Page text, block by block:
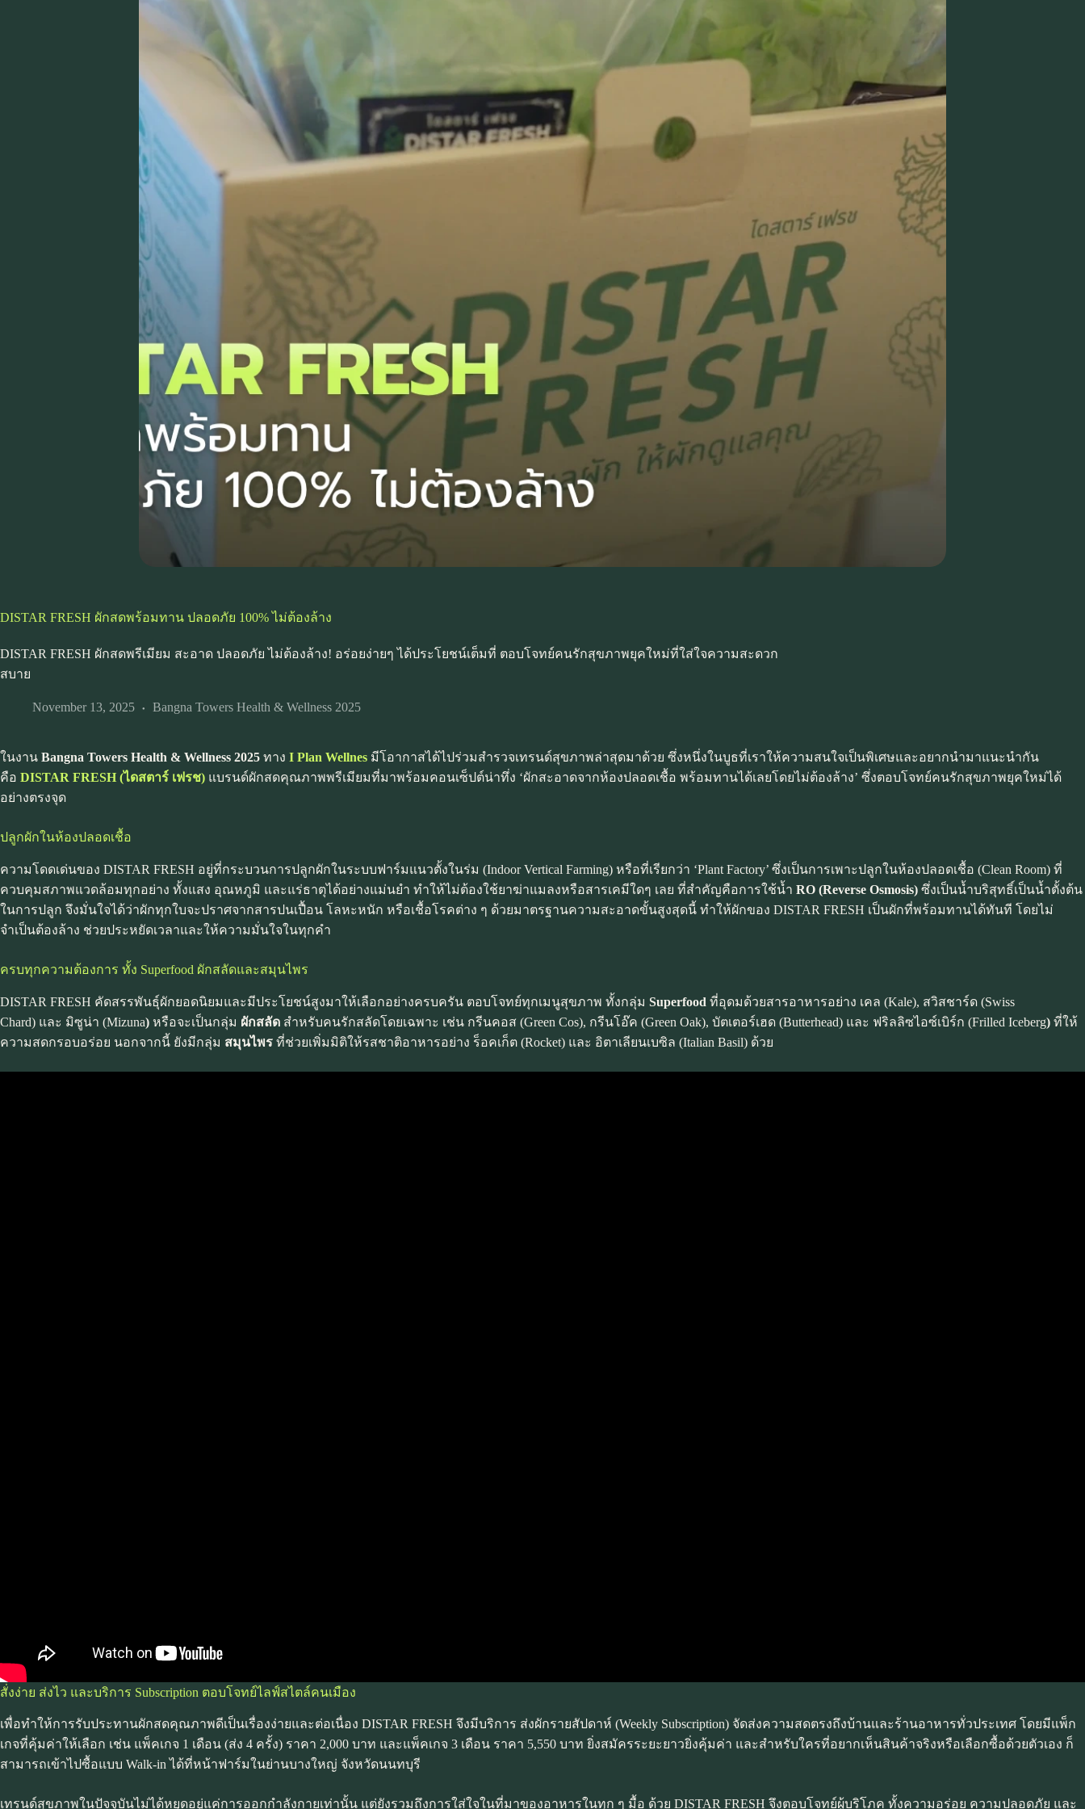
DISTAR FRESH ผักสดพร้อมทาน ปลอดภัย 100% ไม่ต้องล้าง
DISTAR FRESH ผักสดพรีเมียม สะอาด ปลอดภัย ไม่ต้องล้าง! อร่อยง่ายๆ ได้ประโยชน์เต็มที่ ตอบโจทย์คนรักสุขภาพยุคใหม่ที่ใส่ใจความสะดวก
สบาย
November 13, 2025 Bangna Towers Health & Wellness 2025
ในงาน Bangna Towers Health & Wellness 2025 ทาง I Plan Wellnes มีโอากาสได้ไปร่วมสำรวจเทรนด์สุขภาพล่าสุดมาด้วย ซึ่งหนึ่งในบูธที่เราให้ความสนใจเป็นพิเศษและอยากนำมาแนะนำกัน
คือ DISTAR FRESH (ไดสตาร์ เฟรช) แบรนด์ผักสดคุณภาพพรีเมียมที่มาพร้อมคอนเซ็ปต์น่าทึ่ง ‘ผักสะอาดจากห้องปลอดเชื้อ พร้อมทานได้เลยโดยไม่ต้องล้าง’ ซึ่งตอบโจทย์คนรักสุขภาพยุคใหม่ได้
อย่างตรงจุด
ปลูกผักในห้องปลอดเชื้อ
ความโดดเด่นของ DISTAR FRESH อยู่ที่กระบวนการปลูกผักในระบบฟาร์มแนวตั้งในร่ม (Indoor Vertical Farming) หรือที่เรียกว่า ‘Plant Factory’ ซึ่งเป็นการเพาะปลูกในห้องปลอดเชื้อ (Clean Room) ที่
ควบคุมสภาพแวดล้อมทุกอย่าง ทั้งแสง อุณหภูมิ และแร่ธาตุได้อย่างแม่นยำ ทำให้ไม่ต้องใช้ยาฆ่าแมลงหรือสารเคมีใดๆ เลย ที่สำคัญคือการใช้น้ำ RO (Reverse Osmosis) ซึ่งเป็นน้ำบริสุทธิ์เป็นน้ำตั้งต้น
ในการปลูก จึงมั่นใจได้ว่าผักทุกใบจะปราศจากสารปนเปื้อน โลหะหนัก หรือเชื้อโรคต่าง ๆ ด้วยมาตรฐานความสะอาดขั้นสูงสุดนี้ ทำให้ผักของ DISTAR FRESH เป็นผักที่พร้อมทานได้ทันที โดยไม่
จำเป็นต้องล้าง ช่วยประหยัดเวลาและให้ความมั่นใจในทุกคำ
ครบทุกความต้องการ ทั้ง Superfood ผักสลัดและสมุนไพร
DISTAR FRESH คัดสรรพันธุ์ผักยอดนิยมและมีประโยชน์สูงมาให้เลือกอย่างครบครัน ตอบโจทย์ทุกเมนูสุขภาพ ทั้งกลุ่ม Superfood ที่อุดมด้วยสารอาหารอย่าง เคล (Kale), สวิสชาร์ด (Swiss
Chard) และ มิซูน่า (Mizuna) หรือจะเป็นกลุ่ม ผักสลัด สำหรับคนรักสลัดโดยเฉพาะ เช่น กรีนคอส (Green Cos), กรีนโอ๊ค (Green Oak), บัตเตอร์เฮด (Butterhead) และ ฟริลลิซไอซ์เบิร์ก (Frilled Iceberg) ที่ให้
ความสดกรอบอร่อย นอกจากนี้ ยังมีกลุ่ม สมุนไพร ที่ช่วยเพิ่มมิติให้รสชาติอาหารอย่าง ร็อคเก็ต (Rocket) และ อิตาเลียนเบซิล (Italian Basil) ด้วย
สั่งง่าย ส่งไว และบริการ Subscription ตอบโจทย์ไลฟ์สไตล์คนเมือง
เพื่อทำให้การรับประทานผักสดคุณภาพดีเป็นเรื่องง่ายและต่อเนื่อง DISTAR FRESH จึงมีบริการ ส่งผักรายสัปดาห์ (Weekly Subscription) จัดส่งความสดตรงถึงบ้านและร้านอาหารทั่วประเทศ โดยมีแพ็ก
เกจที่คุ้มค่าให้เลือก เช่น แพ็คเกจ 1 เดือน (ส่ง 4 ครั้ง) ราคา 2,000 บาท และแพ็คเกจ 3 เดือน ราคา 5,550 บาท ยิ่งสมัครระยะยาวยิ่งคุ้มค่า และสำหรับใครที่อยากเห็นสินค้าจริงหรือเลือกซื้อด้วยตัวเอง ก็
สามารถเข้าไปซื้อแบบ Walk-in ได้ที่หน้าฟาร์มในย่านบางใหญ่ จังหวัดนนทบุรี
เทรนด์สุขภาพในปัจจุบันไม่ได้หยุดอยู่แค่การออกกำลังกายเท่านั้น แต่ยังรวมถึงการใส่ใจในที่มาของอาหารในทุก ๆ มื้อ ด้วย DISTAR FRESH จึงตอบโจทย์ผู้บริโภค ทั้งความอร่อย ความปลอดภัย และ